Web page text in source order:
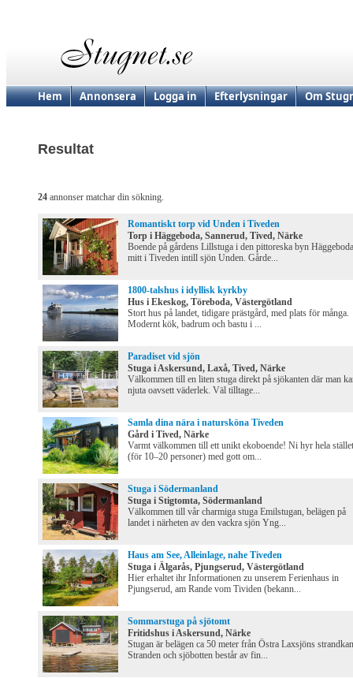
Hem Annonsera Logga in Efterlysningar Om
Resultat
24 annonser matchar din sökning.
Romantiskt torp vid Unden i Tiveden
Torp i Häggeboda, Sannerud, Tived, Närke
Boende på gårdens Lillstuga i den pittoreska byn Häggeboda
mitt i Tiveden intill sjön Unden. Gårde...
1800-talshus i idyllisk kyrkby
Hus i Ekeskog, Töreboda, Västergötland
Stort hus på landet, tidigare prästgård, med plats för många.
Modernt kök, badrum och bastu i ...
Paradiset vid sjön
Stuga i Askersund, Laxå, Tived, Närke
Välkommen till en liten stuga direkt på sjökanten där man
njuta oavsett väderlek. Väl tilltage...
Samla dina nära i natursköna Tiveden
Gård i Tived, Närke
Varmt välkommen till ett unikt ekoboende! Ni hyr hela stället
(för 10–20 personer) med gott om...
Stuga i Södermanland
Stuga i Stigtomta, Södermanland
Välkommen till vår charmiga stuga Emilstugan, belägen på
landet i närheten av den vackra sjön Yng...
Haus am See, Alleinlage, nahe Tiveden
Stuga i Älgarås, Pjungserud, Västergötland
Hier erhaltet ihr Informationen zu unserem Ferienhaus in
Pjungserud, am Rande vom Tividen (bekann...
Sommarstuga på sjötomt
Fritidshus i Askersund, Närke
Stugan är belägen ca 50 meter från Östra Laxsjöns
Stranden och sjöbotten består av fin...